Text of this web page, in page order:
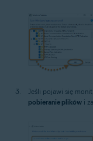
Jeśli pojawi się
pobieranie plików i